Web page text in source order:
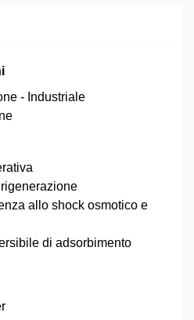
- Industriale
allo shock osmotico e
di adsorbimento